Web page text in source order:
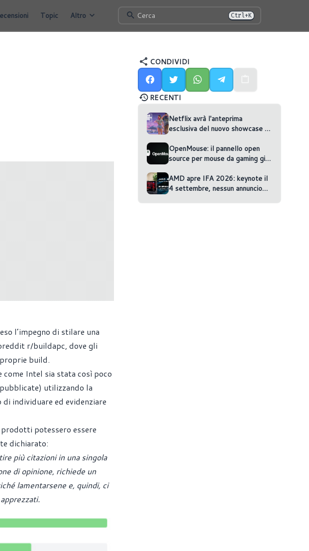
Topic Altro Cerca Ctrl+K
l’impegno di stilare una
r/buildapc, dove gli
build.
come Intel sia stata così poco
utilizzando la
di individuare ed evidenziare
potessero essere
dichiarato:
più citazioni in una singola
di opinione, richiede un
lamentarsene e, quindi, ci
CONDIVIDI
RECENTI
Netflix avrà l'anteprima
esclusiva del nuovo showcase di
OpenMouse: il pannello open
source per mouse da gaming gira
AMD apre IFA 2026: keynote il
4 settembre, nessun annuncio